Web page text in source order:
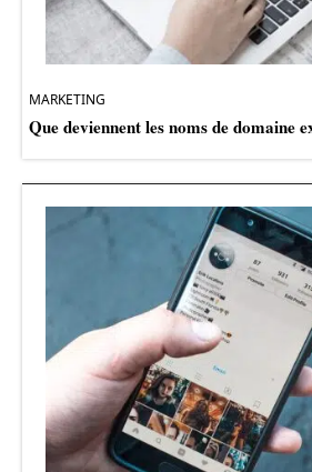
MARKETING
Que deviennent les noms de domaine